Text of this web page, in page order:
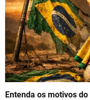
Entenda os motivos